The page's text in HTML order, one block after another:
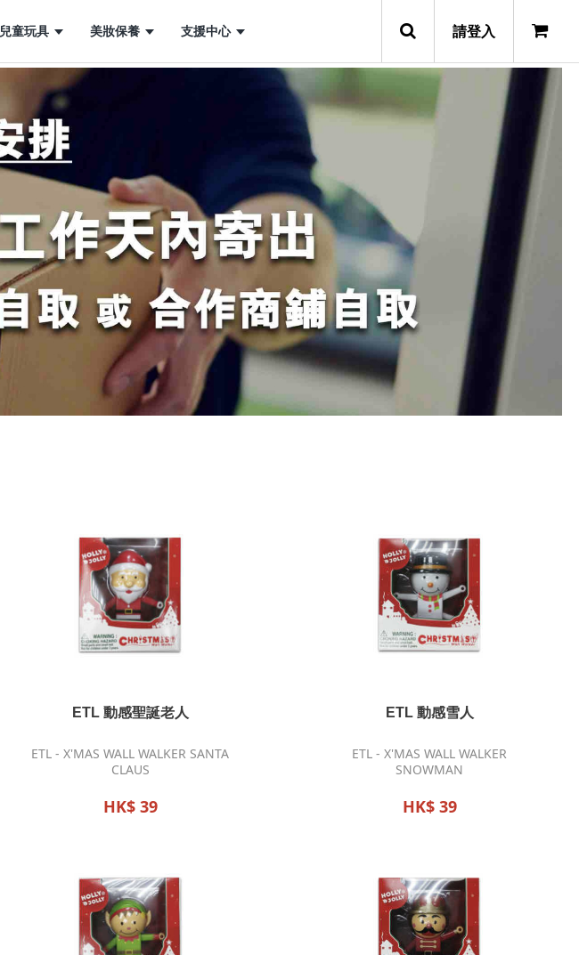
兒童玩具 美妝保養 支援中心 請登入
ETL 動感聖誕老人
ETL - X'MAS WALL WALKER SANTA
CLAUS
HK$ 39
ETL 動感雪人
ETL - X'MAS WALL WALKER
SNOWMAN
HK$ 39